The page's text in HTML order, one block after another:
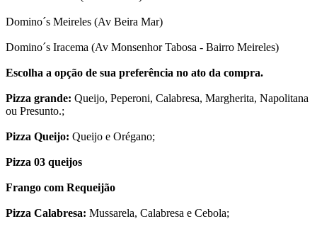
Domino´s Meireles (Av Beira Mar)
Domino´s Iracema (Av Monsenhor Tabosa - Bairro Meireles)
Escolha a opção de sua preferência no ato da compra.
Pizza grande: Queijo, Peperoni, Calabresa, Margherita, Napolitana
ou Presunto.;
Pizza Queijo: Queijo e Orégano;
Pizza 03 queijos
Frango com Requeijão
Pizza Calabresa: Mussarela, Calabresa e Cebola;